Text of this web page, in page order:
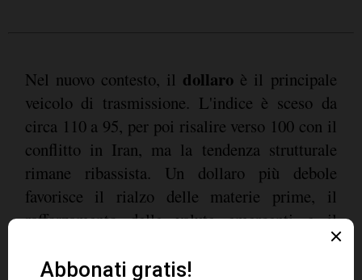
Nel nuovo contesto, il dollaroè il principale
veicolo di trasmissione. L'indice è sceso da
circa 110 a 95, per poi risalire verso 100 con il
conflitto in Iran, ma la tendenza strutturale
rimane ribassista. Un dollaro più debole
favorisce il rialzo delle materie prime, il
rafforzamento delle valute emergenti e il
deflusso di capitale dagli asset statunitensi. Si
prevede che nel 2026 gli utili dei mercati